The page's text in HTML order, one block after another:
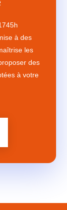
à des
les
des
à votre